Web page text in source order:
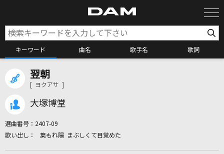
キーワード 曲名 歌手名 歌詞
翌朝
[ ヨクアサ ]
大塚博堂
選曲番号： 2407-09
葉もれ陽 まぶしくて目覚めた